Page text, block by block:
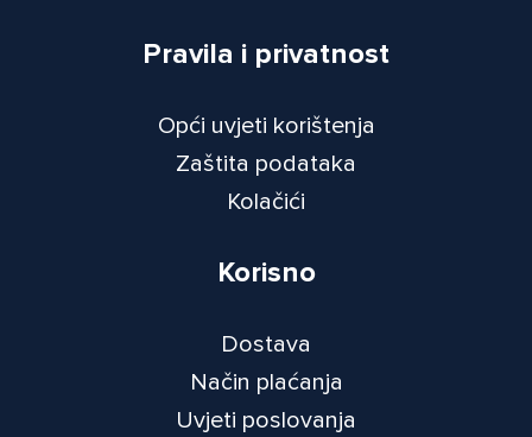
Pravila i privatnost
Opći uvjeti korištenja
Zaštita podataka
Kolačići
Korisno
Dostava
Način plaćanja
Uvjeti poslovanja